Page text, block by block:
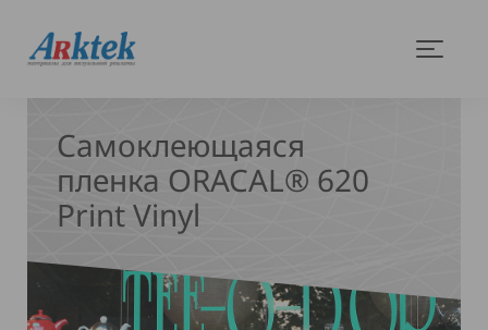
На
главную
Меню
Самоклеющаяся
пленка ORACAL® 620
Print Vinyl